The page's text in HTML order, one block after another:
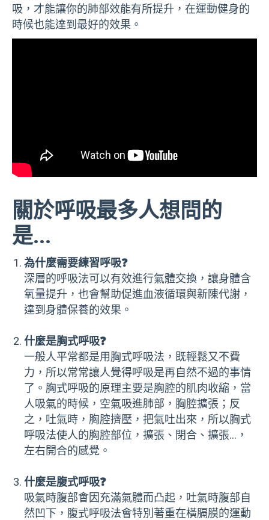
吸，才能讓你的肺部效能有所提升，在運動健身的
時候也能達到最好的效果。
關於呼吸最多人想問的
是...
為什麼需要練習呼吸❓
深層的呼吸法可以有效進行氣體交換，讓身體含
氧量提升，也會幫助促進血液循環與新陳代謝，
達到身體保養的效果。
什麼是胸式呼吸❓
一般人平常都是用胸式呼吸法，既輕鬆又不費
力，所以常常讓人覺得呼吸是再自然不過的事情
了。胸式呼吸的原理主要是胸腔的肌肉收縮，當
人吸氣的時候，空氣吸進肺部，胸腔擴張；反
之，吐氣時，胸腔擠壓，把氣吐出來，所以胸式
呼吸法使人的胸腔部位，擴張、閉合、擴張…，
左右開合的感覺。
什麼是腹式呼吸❓
吸氣時腹部會因充滿氣體而凸起，吐氣時腹部自
然凹下，腹式呼吸法會特別著重在橫膈膜的運動